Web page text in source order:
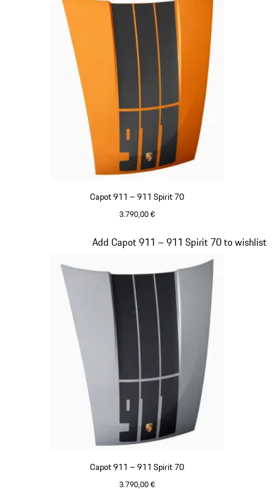
Capot 911 – 911 Spirit 70
3.790,00 €
Capot 911 – 911 Spirit 70
3.790,00 €
Add Capot 911 – 911 Spirit 70 to wishlist
Diapositive 20 sur 20